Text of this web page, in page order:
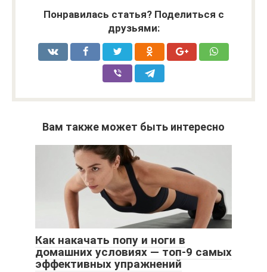
Понравилась статья? Поделиться с
друзьями:
Вам также может быть интересно
Как накачать попу и ноги в
домашних условиях — топ-9 самых
эффективных упражнений